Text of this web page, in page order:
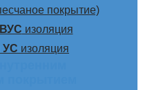
покрытие)
ВУС изоляция
УС изоляция